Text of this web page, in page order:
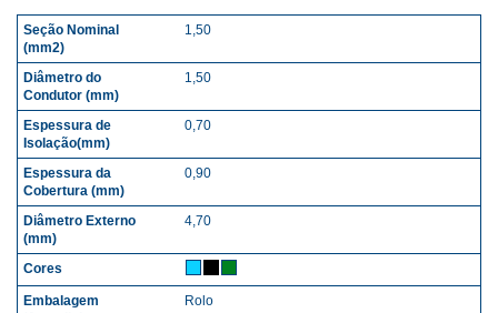
SEÇÃO NOMINAL (MM2)
1,50
1,50
0,70
0,90
4,70
Rolo